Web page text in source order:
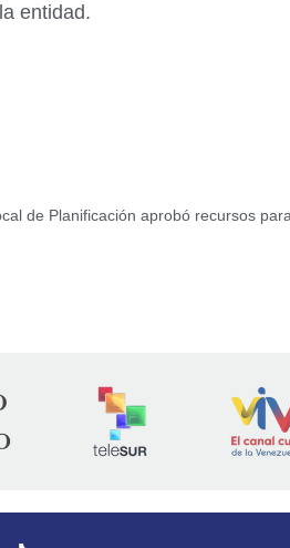
entidad.
de Planificación aprobó recursos